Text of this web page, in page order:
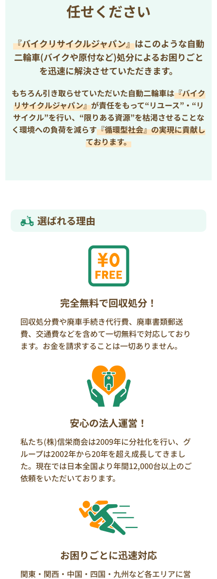
任せください
『バイクリサイクルジャパン』はこのような自動
二輪車(バイクや原付など)処分によるお困りごと
を迅速に解決させていただきます。
もちろん引き取らせていただいた自動二輪車は『バイク
リサイクルジャパン』が責任をもって“リユース”・“リ
サイクル”を行い、 “限りある資源”を枯渇させることな
く環境への負荷を減らす『循環型社会』の実現に貢献し
ております。
選ばれる理由
完全無料で回収処分！
回収処分費や廃車手続き代行費、廃車書類郵送
費、交通費などを含めて一切無料で対応しており
ます。お金を請求することは一切ありません。
安心の法人運営！
私たち(株)信栄商会は2009年に分社化を行い、グ
ループは2002年から20年を超え成長してきまし
た。現在では日本全国より年間12,000台以上のご
依頼をいただいております。
お困りごとに迅速対応
関東・関西・中国・四国・九州など各エリアに営